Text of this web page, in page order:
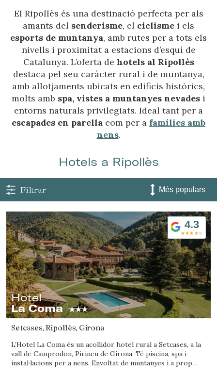
Gestionar la meva reserva
Verificar localitzador
El Ripollès és una destinació perfecta per als
amants del senderisme, el ciclisme i els
esports de muntanya, amb rutes per a tots els
nivells i proximitat a estacions d’esquí de
Catalunya. L’oferta de hotels al Ripollès
destaca pel seu caràcter rural i de muntanya,
amb allotjaments ubicats en edificis històrics,
molts amb spa, vistes a muntanyes nevades i
entorns naturals privilegiats. Ideal tant per a
escapades en parella com per a famílies amb
nens.
Hotels a Ripollès
Filtrar
4.3
Hotel
La Coma
Setcases, Ripollès, Girona
L’Hotel La Coma és un acollidor hotel rural a Setcases, a la
vall de Camprodon, Pirineu de Girona. Té piscina, spa i
instal·lacions per a nens. Envoltat de muntanyes i a prop